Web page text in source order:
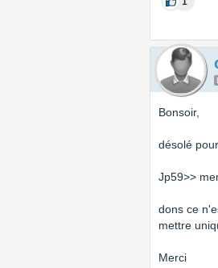
Bonsoir,
désolé
Jp59>>
dons ce
mettre
Merci